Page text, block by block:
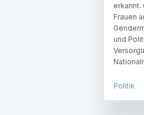
Frauen
und
Politik